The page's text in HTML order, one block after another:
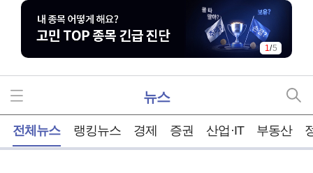
1/5
뉴스
전체뉴스 랭킹뉴스 경제 증권 산업·IT 부동산